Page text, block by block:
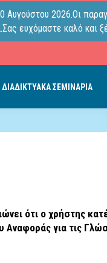
2026.Οι
ευχόμαστε καλό και
ΔΙΑΔΙΚΤΥΑΚΑ ΣΕΜΙΝΑΡΙΑ
ότι ο χρήστης
Αναφοράς για τις